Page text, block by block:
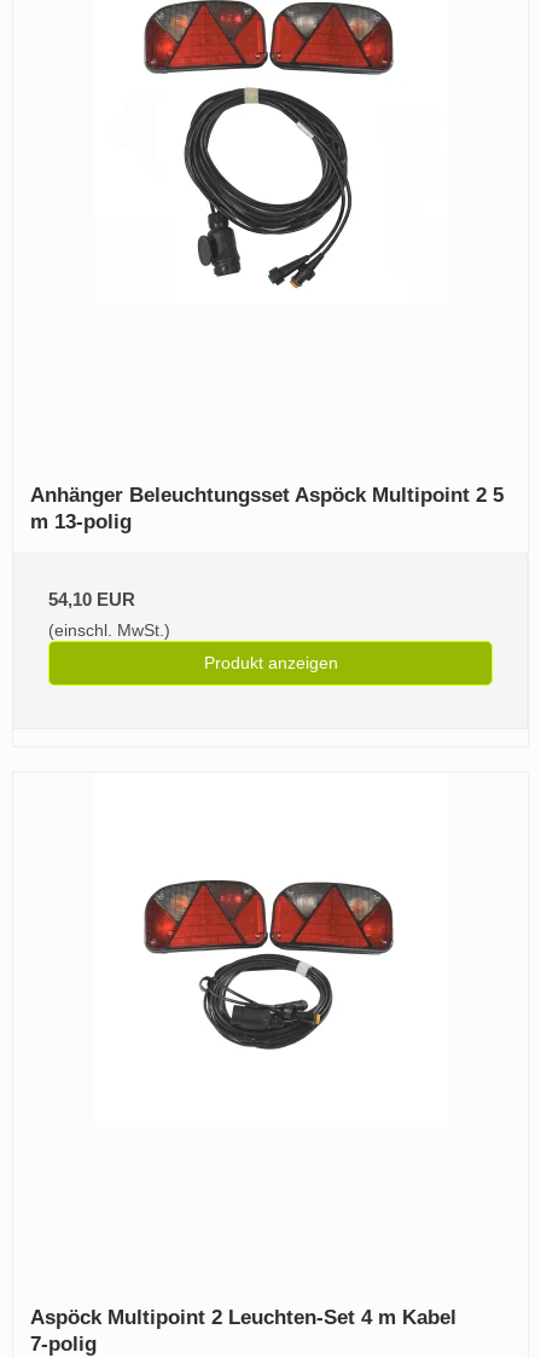
Anhänger Beleuchtungsset Aspöck Multipoint 2 5
m 13-polig
54,10 EUR
(einschl. MwSt.)
Produkt anzeigen
Aspöck Multipoint 2 Leuchten‑Set 4 m Kabel
7‑polig